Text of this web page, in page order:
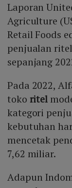
Laporan
Agriculture
Retail Foods
penjualan
sepanjang
Pada 2022,
toko ritel
kategori
kebutuhan
mencetak
7,62 miliar.
Adapun